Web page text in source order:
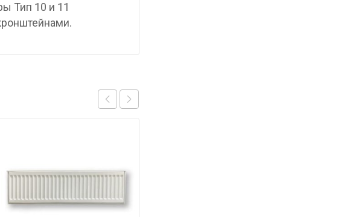
Тип 10 и 11